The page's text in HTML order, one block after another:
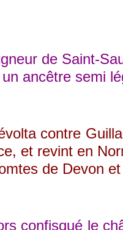
de Saint-
ancêtre semi
contre
et revint en
de Devon
le